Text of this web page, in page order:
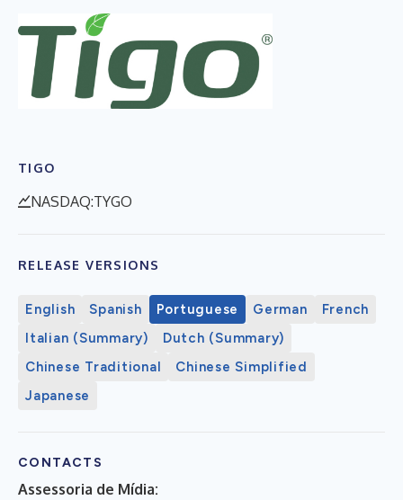
TIGO
NASDAQ:TYGO
RELEASE VERSIONS
English Spanish Portuguese German
French
Italian (Summary)
Dutch (Summary)
Chinese Traditional
Chinese Simplified
Japanese
CONTACTS
Assessoria de Mídia: